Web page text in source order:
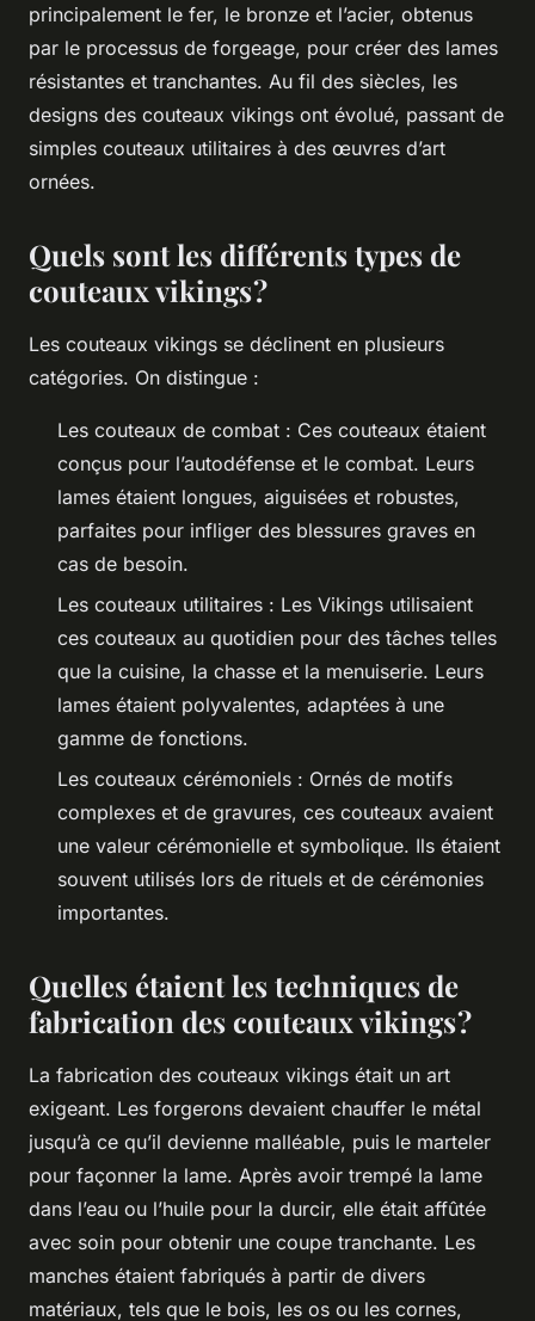
principalement le fer, le bronze et l’acier, obtenus
par le processus de forgeage, pour créer des lames
résistantes et tranchantes. Au fil des siècles, les
designs des couteaux vikings ont évolué, passant de
simples couteaux utilitaires à des œuvres d’art
ornées.
Quels sont les différents types de
couteaux vikings ?
Les couteaux vikings se déclinent en plusieurs
catégories. On distingue :
Les couteaux de combat : Ces couteaux étaient
conçus pour l’autodéfense et le combat. Leurs
lames étaient longues, aiguisées et robustes,
parfaites pour infliger des blessures graves en
cas de besoin.
Les couteaux utilitaires : Les Vikings utilisaient
ces couteaux au quotidien pour des tâches telles
que la cuisine, la chasse et la menuiserie. Leurs
lames étaient polyvalentes, adaptées à une
gamme de fonctions.
Les couteaux cérémoniels : Ornés de motifs
complexes et de gravures, ces couteaux avaient
une valeur cérémonielle et symbolique. Ils étaient
souvent utilisés lors de rituels et de cérémonies
importantes.
Quelles étaient les techniques de
fabrication des couteaux vikings ?
La fabrication des couteaux vikings était un art
exigeant. Les forgerons devaient chauffer le métal
jusqu’à ce qu’il devienne malléable, puis le marteler
pour façonner la lame. Après avoir trempé la lame
dans l’eau ou l’huile pour la durcir, elle était affûtée
avec soin pour obtenir une coupe tranchante. Les
manches étaient fabriqués à partir de divers
matériaux, tels que le bois, les os ou les cornes,